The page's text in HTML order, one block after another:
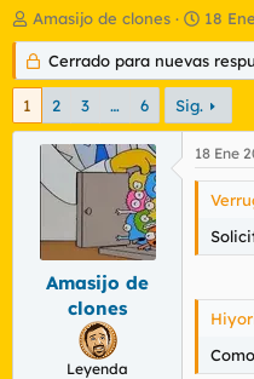
I
n
i
c
a
d
Amasijo de clones
F
e
c
h
a
d
e
i
n
i
18
Cerrado para nuevas
1 2 3 … 6 Sig.
Amasijo de
clones
Leyenda
18 Ene